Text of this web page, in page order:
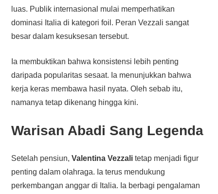
luas. Publik internasional mulai memperhatikan
dominasi Italia di kategori foil. Peran Vezzali sangat
besar dalam kesuksesan tersebut.
Ia membuktikan bahwa konsistensi lebih penting
daripada popularitas sesaat. Ia menunjukkan bahwa
kerja keras membawa hasil nyata. Oleh sebab itu,
namanya tetap dikenang hingga kini.
Warisan Abadi Sang Legenda
Setelah pensiun, Valentina Vezzalitetap menjadi figur
penting dalam olahraga. Ia terus mendukung
perkembangan anggar di Italia. Ia berbagi pengalaman